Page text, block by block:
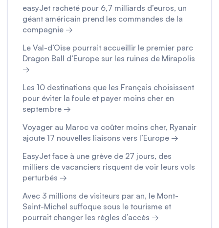
easyJet racheté pour 6,7 milliards d’euros, un
géant américain prend les commandes de la
compagnie →
Le Val-d’Oise pourrait accueillir le premier parc
Dragon Ball d’Europe sur les ruines de Mirapolis
→
Les 10 destinations que les Français choisissent
pour éviter la foule et payer moins cher en
septembre →
Voyager au Maroc va coûter moins cher, Ryanair
ajoute 17 nouvelles liaisons vers l’Europe →
EasyJet face à une grève de 27 jours, des
milliers de vacanciers risquent de voir leurs vols
perturbés →
Avec 3 millions de visiteurs par an, le Mont-
Saint-Michel suffoque sous le tourisme et
pourrait changer les règles d’accès →